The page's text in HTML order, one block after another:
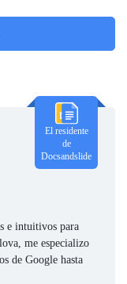
El residente
de
Docsandslide
e intuitivos para
me especializo
de Google hasta